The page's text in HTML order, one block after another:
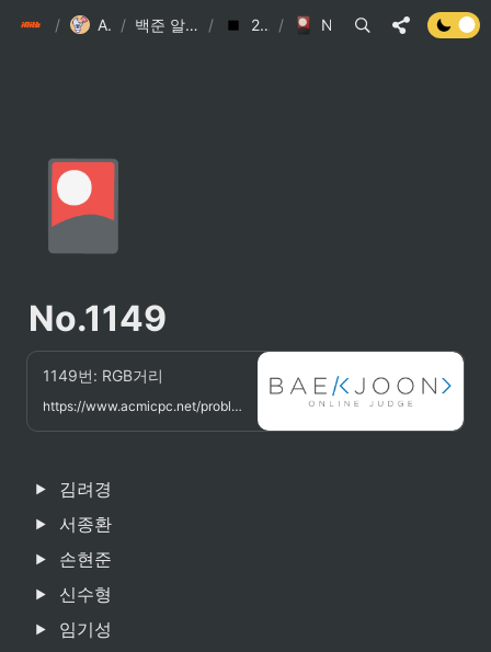
init6
/ Algorithm / 백준 알고리즘 스터디 / 2021.01.28 /
🎴
No.1149
1149번: RGB거리
https://www.acmicpc.net/problem/1149
김려경
서종환
손현준
신수형
임기성